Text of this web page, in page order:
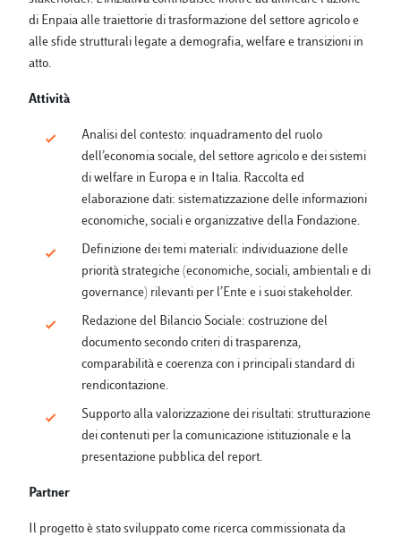
di Enpaia alle traiettorie di trasformazione del settore agricolo e
alle sfide strutturali legate a demografia, welfare e transizioni in
atto.
Attività
Analisi del contesto: inquadramento del ruolo
dell’economia sociale, del settore agricolo e dei sistemi
di welfare in Europa e in Italia. Raccolta ed
elaborazione dati: sistematizzazione delle informazioni
economiche, sociali e organizzative della Fondazione.
Definizione dei temi materiali: individuazione delle
priorità strategiche (economiche, sociali, ambientali e di
governance) rilevanti per l’Ente e i suoi stakeholder.
Redazione del Bilancio Sociale: costruzione del
documento secondo criteri di trasparenza,
comparabilità e coerenza con i principali standard di
rendicontazione.
Supporto alla valorizzazione dei risultati: strutturazione
dei contenuti per la comunicazione istituzionale e la
presentazione pubblica del report.
Partner
Il progetto è stato sviluppato come ricerca commissionata da